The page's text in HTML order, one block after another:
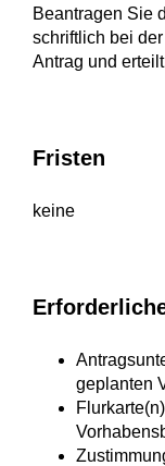
Beantragen Sie
schriftlich bei
Antrag und
Fristen
keine
geplanten